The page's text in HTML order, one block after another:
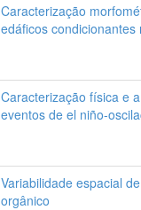
Caracterização
edáficos
Caracterização física e
eventos de el niño-
Variabilidade espacial
orgânico